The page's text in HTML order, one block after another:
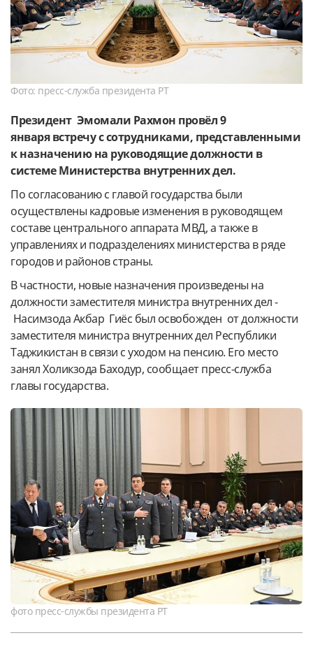
Фото: пресс-служба президента РТ
Президент Эмомали Рахмон провёл 9
января встречу с сотрудниками, представленными
к назначению на руководящие должности в
системе Министерства внутренних дел.
По согласованию с главой государства были
осуществлены кадровые изменения в руководящем
составе центрального аппарата МВД, а также в
управлениях и подразделениях министерства в ряде
городов и районов страны.
В частности, новые назначения произведены на
должности заместителя министра внутренних дел -
Насимзода Акбар Гиёс был освобожден от должности
заместителя министра внутренних дел Республики
Таджикистан в связи с уходом на пенсию. Его место
занялХоликзода Баходур, сообщает пресс-служба
главы государства.
фото пресс-службы президента РТ